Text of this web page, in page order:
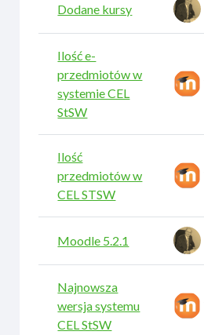
Dodane kursy
Ilość e-
przedmiotów w
systemie CEL
StSW
Ilość
przedmiotów w
CEL STSW
Moodle 5.2.1
Najnowsza
wersja systemu
CEL StSW